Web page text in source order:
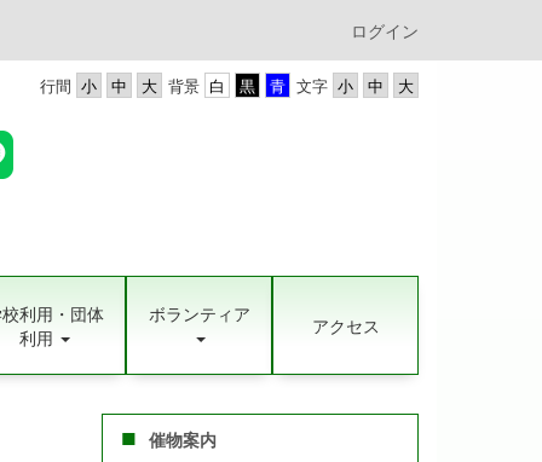
ログイン
文字
背景
行間
利用・団体
利用
ボランティア アクセス
催物案内